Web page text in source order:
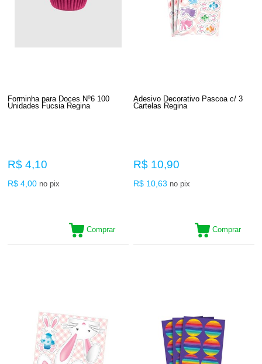
Forminha para Doces Nº6 100
Unidades Fucsia Regina
R$ 4,10
R$ 4,00 no pix
Comprar
Adesivo Decorativo Pascoa c/ 3
Cartelas Regina
R$ 10,90
R$ 10,63 no pix
Comprar